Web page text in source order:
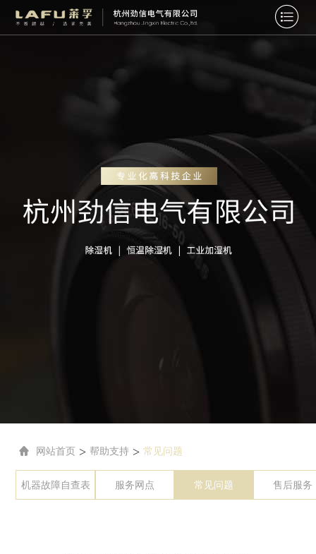
网站首页 > 帮助支持 > 常见问题
机器故障自查表 服务网点 常见问题 售后服务